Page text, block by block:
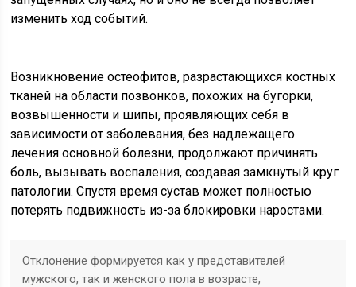
изменить ход событий.
Возникновение остеофитов, разрастающихся костных
тканей на области позвонков, похожих на бугорки,
возвышенности и шипы, проявляющих себя в
зависимости от заболевания, без надлежащего
лечения основной болезни, продолжают причинять
боль, вызывать воспаления, создавая замкнутый круг
патологии. Спустя время сустав может полностью
потерять подвижность из-за блокировки наростами.
Отклонение формируется как у представителей
мужского, так и женского пола в возрасте,